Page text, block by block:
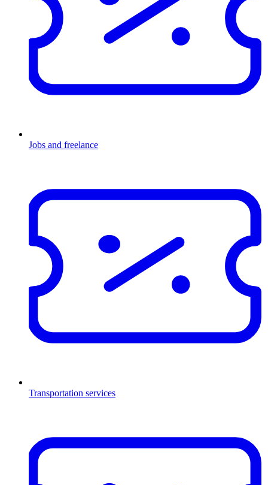
Jobs and freelance
Transportation services